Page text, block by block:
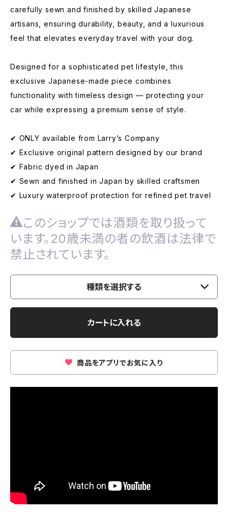
carefully sewn and finished by skilled Japanese
artisans, ensuring durability, beauty, and a luxurious
feel that elevates everyday travel with your dog.
Designed for a sophisticated pet lifestyle, this
exclusive Japanese-made piece combines
functionality with timeless design — protecting your
car while expressing a premium sense of style.
✔ ONLY available from Larry’s Company
✔ Exclusive original pattern designed by our brand
✔ Fabric dyed in Japan
✔ Sewn and finished in Japan by skilled craftsmen
✔ Luxury waterproof protection for refined pet travel
このショップでは酒類を取り扱って
います。20歳未満の者の飲酒は法律で
禁止されています。
種類を選択する
カートに入れる
商品をアプリでお気に入り